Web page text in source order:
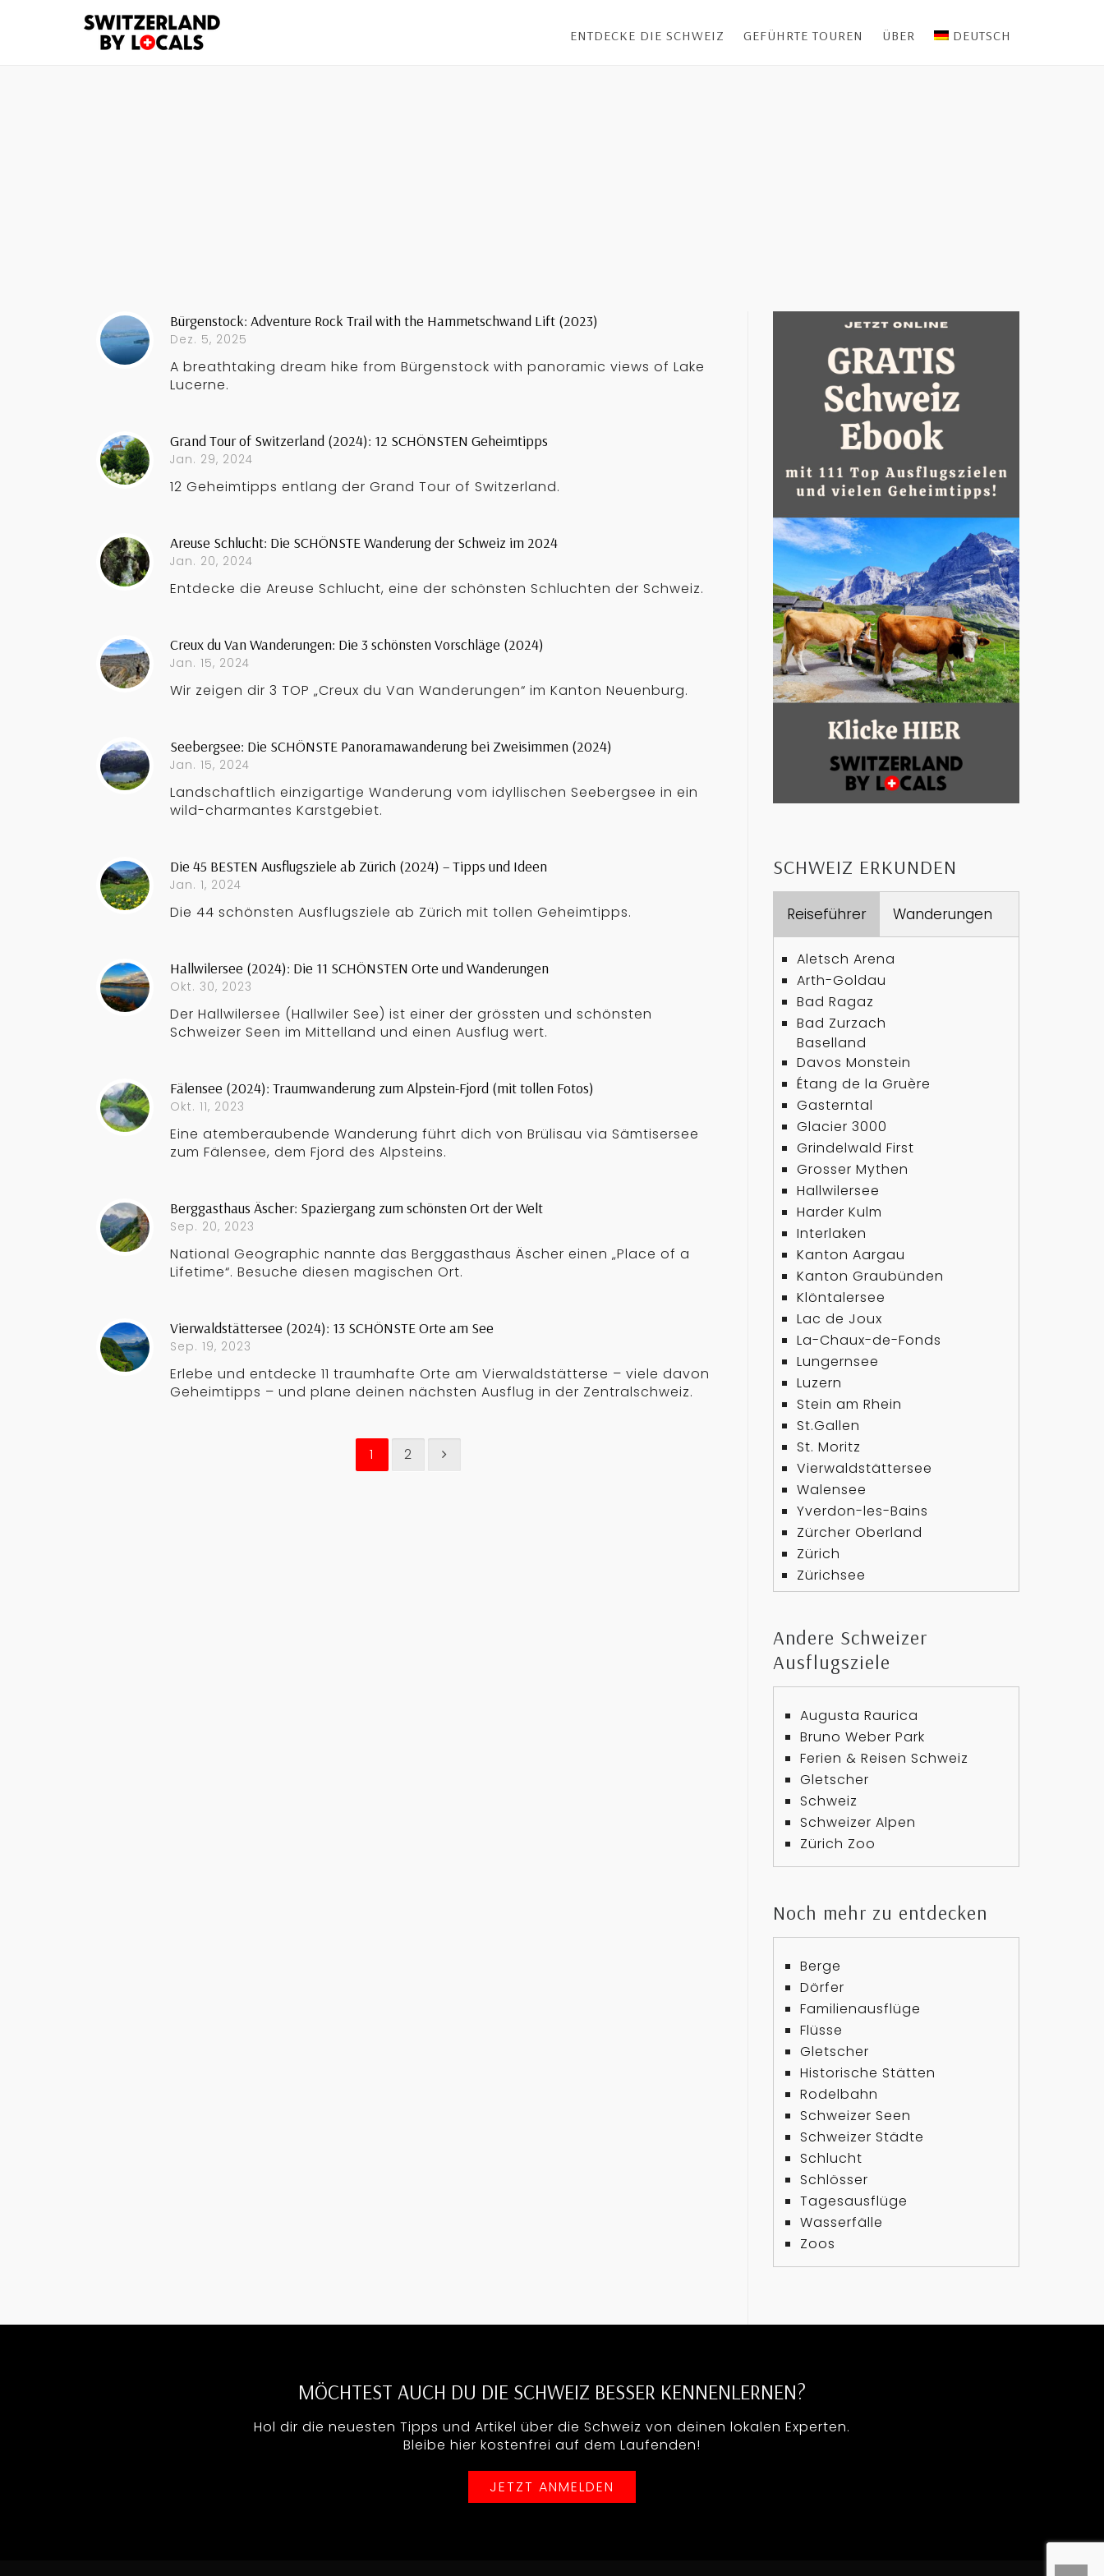
ENTDECKE DIE SCHWEIZ GEFÜHRTE TOUREN ÜBER DEUTSCH
Bürgenstock: Adventure Rock Trail with the Hammetschwand Lift (2023)
Dez. 5, 2025
A breathtaking dream hike from Bürgenstock with panoramic views of Lake
Lucerne.
Grand Tour of Switzerland (2024): 12 SCHÖNSTEN Geheimtipps
Jan. 29, 2024
12 Geheimtipps entlang der Grand Tour of Switzerland.
Areuse Schlucht: Die SCHÖNSTE Wanderung der Schweiz im 2024
Jan. 20, 2024
Entdecke die Areuse Schlucht, eine der schönsten Schluchten der Schweiz.
Creux du Van Wanderungen: Die 3 schönsten Vorschläge (2024)
Jan. 15, 2024
Wir zeigen dir 3 TOP „Creux du Van Wanderungen“ im Kanton Neuenburg.
Seebergsee: Die SCHÖNSTE Panoramawanderung bei Zweisimmen (2024)
Jan. 15, 2024
Landschaftlich einzigartige Wanderung vom idyllischen Seebergsee in ein
wild-charmantes Karstgebiet.
Die 45 BESTEN Ausflugsziele ab Zürich (2024) – Tipps und Ideen
Jan. 1, 2024
Die 44 schönsten Ausflugsziele ab Zürich mit tollen Geheimtipps.
Hallwilersee (2024): Die 11 SCHÖNSTEN Orte und Wanderungen
Okt. 30, 2023
Der Hallwilersee (Hallwiler See) ist einer der grössten und schönsten
Schweizer Seen im Mittelland und einen Ausflug wert.
Fälensee (2024): Traumwanderung zum Alpstein-Fjord (mit tollen Fotos)
Okt. 11, 2023
Eine atemberaubende Wanderung führt dich von Brülisau via Sämtisersee
zum Fälensee, dem Fjord des Alpsteins.
Berggasthaus Äscher: Spaziergang zum schönsten Ort der Welt
Sep. 20, 2023
National Geographic nannte das Berggasthaus Äscher einen „Place of a
Lifetime“. Besuche diesen magischen Ort.
Vierwaldstättersee (2024): 13 SCHÖNSTE Orte am See
Sep. 19, 2023
Erlebe und entdecke 11 traumhafte Orte am Vierwaldstätterse – viele davon
Geheimtipps – und plane deinen nächsten Ausflug in der Zentralschweiz.
1 2
SCHWEIZ ERKUNDEN
Reiseführer Wanderungen
Aletsch Arena
Arth-Goldau
Bad Ragaz
Bad Zurzach
Baselland
Davos Monstein
Étang de la Gruère
Gasterntal
Glacier 3000
Grindelwald First
Grosser Mythen
Hallwilersee
Harder Kulm
Interlaken
Kanton Aargau
Kanton Graubünden
Klöntalersee
Lac de Joux
La-Chaux-de-Fonds
Lungernsee
Luzern
Stein am Rhein
St.Gallen
St. Moritz
Vierwaldstättersee
Walensee
Yverdon-les-Bains
Zürcher Oberland
Zürich
Zürichsee
Andere Schweizer
Ausflugsziele
Augusta Raurica
Bruno Weber Park
Ferien & Reisen Schweiz
Gletscher
Schweiz
Schweizer Alpen
Zürich Zoo
Noch mehr zu entdecken
Berge
Dörfer
Familienausflüge
Flüsse
Gletscher
Historische Stätten
Rodelbahn
Schweizer Seen
Schweizer Städte
Schlucht
Schlösser
Tagesausflüge
Wasserfälle
Zoos
MÖCHTEST AUCH DU DIE SCHWEIZ BESSER KENNENLERNEN?
Hol dir die neuesten Tipps und Artikel über die Schweiz von deinen lokalen Experten.
Bleibe hier kostenfrei auf dem Laufenden!
JETZT ANMELDEN